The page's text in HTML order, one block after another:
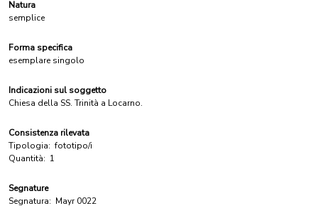
Natura
semplice
Forma specifica
esemplare singolo
Indicazioni sul soggetto
Chiesa della SS. Trinità a Locarno.
Consistenza rilevata
Tipologia: fototipo/i
Quantità: 1
Segnature
Segnatura: Mayr 0022